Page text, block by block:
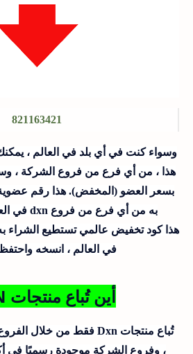
821163421
وسواء كنت في أي بلد في العالم ،
هذا ، من أي فرع من فروع الشركة ،
بسعر العضو (المخفض). هذا رقم
به من أي فرع من فروع dxn في العالم بسعر مخفض.
هذا كود تخفيض عالمي تستطيع الشراء
في العالم ، انسخه
أين تُباع منتجات DXN؟